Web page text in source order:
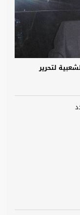
لتحرير